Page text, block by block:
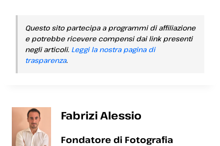
Questo sito partecipa a programmi di affiliazione
e potrebbe ricevere compensi dai link presenti
negli articoli. Leggi la nostra pagina di
trasparenza.
Fabrizi Alessio
Fondatore di Fotografia